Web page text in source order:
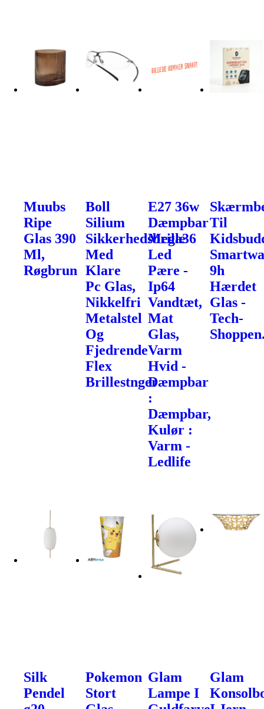
Muubs
Ripe
Glas 390
Ml,
Røgbrun
Boll
Silium
Sikkerhedsbrille
Med
Klare
Pc Glas,
Nikkelfri
Metalstel
Og
Fjedrende
Flex
Brillestnger
E27 36w
Dæmpbar
Mega36
Led
Pære -
Ip64
Vandtæt,
Mat
Glas,
Varm
Hvid -
Dæmpbar
:
Dæmpbar,
Kulør :
Varm -
Ledlife
Til
9h
Hærdet
Glas -
Tech-
Silk
Pendel
Pokemon
Stort
Glam
Lampe I
Glam